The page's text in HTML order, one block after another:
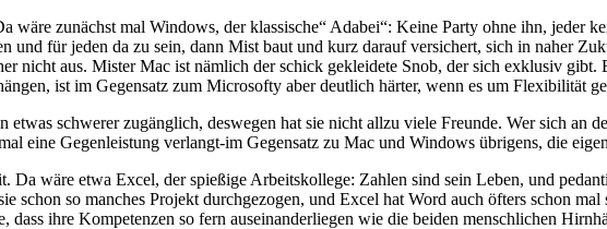
wäre zunächst mal Windows, der klassische“ Adabei“: Keine Party ohne ihn, jeder
und für jeden da zu sein, dann Mist baut und kurz darauf versichert, sich in naher
nicht aus. Mister Mac ist nämlich der schick gekleidete Snob, der sich exklusiv gibt.
ist im Gegensatz zum Microsofty aber deutlich härter, wenn es um Flexibilität
schwerer zugänglich, deswegen hat sie nicht allzu viele Freunde. Wer sich an
eine Gegenleistung verlangt-im Gegensatz zu Mac und Windows übrigens, die
wäre etwa Excel, der spießige Arbeitskollege: Zahlen sind sein Leben, und
schon so manches Projekt durchgezogen, und Excel hat Word auch öfters schon
dass ihre Kompetenzen so fern auseinanderliegen wie die beiden menschlichen